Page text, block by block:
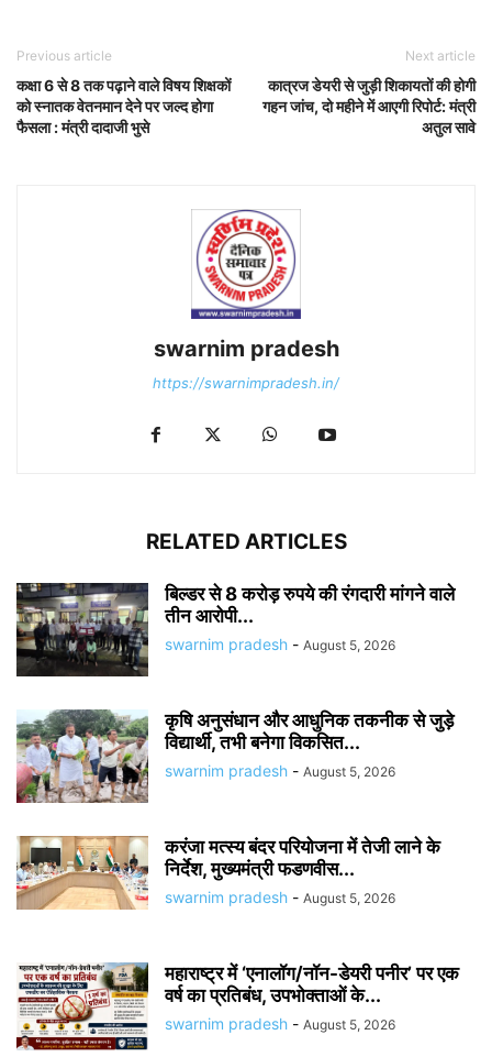
Previous article
कक्षा 6 से 8 तक पढ़ाने वाले विषय शिक्षकों
को स्नातक वेतनमान देने पर जल्द होगा
फैसला : मंत्री दादाजी भुसे
Next article
कात्रज डेयरी से जुड़ी शिकायतों की होगी
गहन जांच, दो महीने में आएगी रिपोर्ट: मंत्री
अतुल सावे
swarnim pradesh
https://swarnimpradesh.in/
RELATED ARTICLES
बिल्डर से 8 करोड़ रुपये की रंगदारी मांगने वाले
तीन आरोपी...
swarnim pradesh - August 5, 2026
कृषि अनुसंधान और आधुनिक तकनीक से जुड़े
विद्यार्थी, तभी बनेगा विकसित...
swarnim pradesh - August 5, 2026
करंजा मत्स्य बंदर परियोजना में तेजी लाने के
निर्देश, मुख्यमंत्री फडणवीस...
swarnim pradesh - August 5, 2026
महाराष्ट्र में ‘एनालॉग/नॉन-डेयरी पनीर’ पर एक
वर्ष का प्रतिबंध, उपभोक्ताओं के...
swarnim pradesh - August 5, 2026